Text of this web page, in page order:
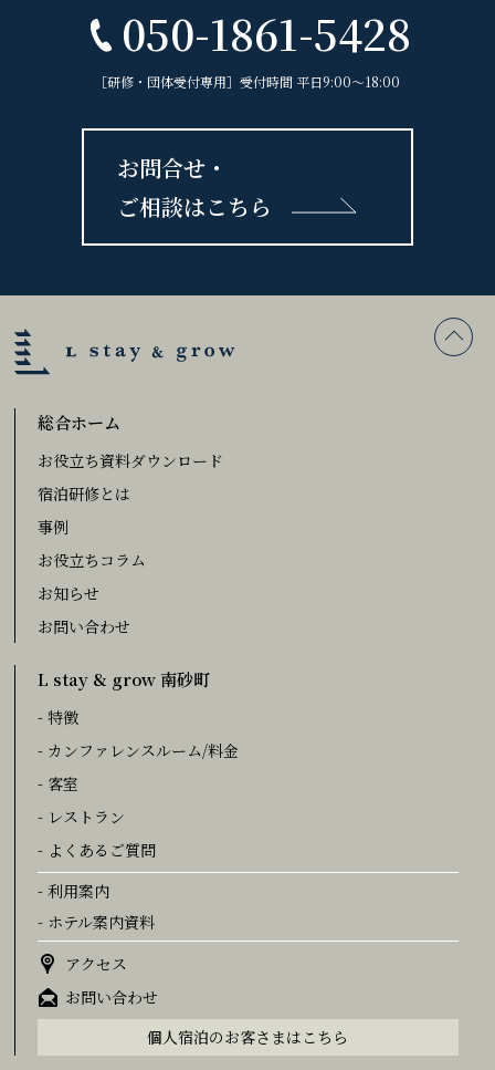
050-1861-5428
［研修・団体受付専用］受付時間 平日9:00〜18:00
お問合せ・
ご相談はこちら
総合ホーム
お役立ち資料ダウンロード
宿泊研修とは
事例
お役立ちコラム
お知らせ
お問い合わせ
L stay & grow 南砂町
- 特徴
- カンファレンスルーム/料金
- 客室
- レストラン
- よくあるご質問
- 利用案内
- ホテル案内資料
アクセス
お問い合わせ
個人宿泊のお客さまはこちら